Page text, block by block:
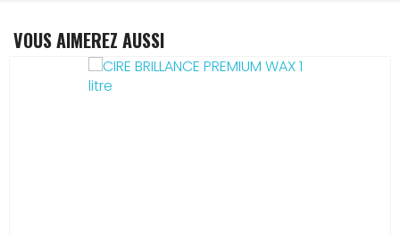
VOUS AIMEREZ AUSSI